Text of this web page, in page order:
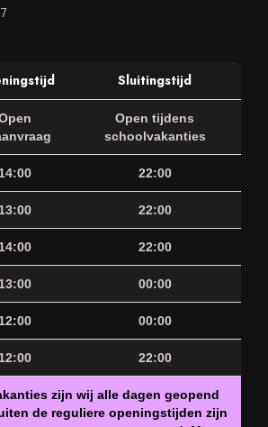
Sluitingstijd
Open tijdens
schoolvakanties
14:00 22:00
13:00 22:00
14:00 22:00
13:00 00:00
12:00 00:00
12:00 22:00
zijn wij alle dagen geopend
de reguliere openingstijden zijn